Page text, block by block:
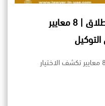
افضل محامي في قضايا الطلاق | 8 معايير
افضل محامي في قضايا الطلاق | 8 معايير تكشف الاختيار